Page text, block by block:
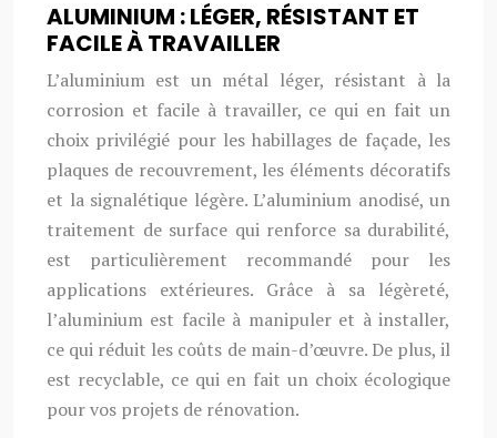
ALUMINIUM : LÉGER, RÉSISTANT ET
FACILE À TRAVAILLER
L’aluminium est un métal léger, résistant à la
corrosion et facile à travailler, ce qui en fait un
choix privilégié pour les habillages de façade, les
plaques de recouvrement, les éléments décoratifs
et la signalétique légère. L’aluminium anodisé, un
traitement de surface qui renforce sa durabilité,
est particulièrement recommandé pour les
applications extérieures. Grâce à sa légèreté,
l’aluminium est facile à manipuler et à installer,
ce qui réduit les coûts de main-d’œuvre. De plus, il
est recyclable, ce qui en fait un choix écologique
pour vos projets de rénovation.